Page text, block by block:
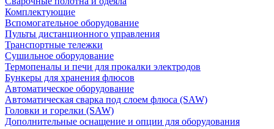
Комплектующие
Вспомогательное оборудование
Пульты дистанционного управления
Транспортные тележки
Сушильное оборудование
Термопеналы и печи для прокалки электродов
Бункеры для хранения флюсов
Автоматическое оборудование
Автоматическая сварка под слоем флюса (SAW)
Головки и горелки (SAW)
Дополнительные оснащение и опции для оборудования